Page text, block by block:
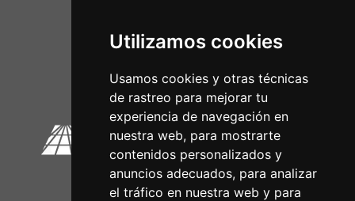
Utilizamos cookies
Usamos cookies y otras técnicas
de rastreo para mejorar tu
experiencia de navegación en
nuestra web, para mostrarte
contenidos personalizados y
anuncios adecuados, para analizar
el tráfico en nuestra web y para
Circuitos Oficiais